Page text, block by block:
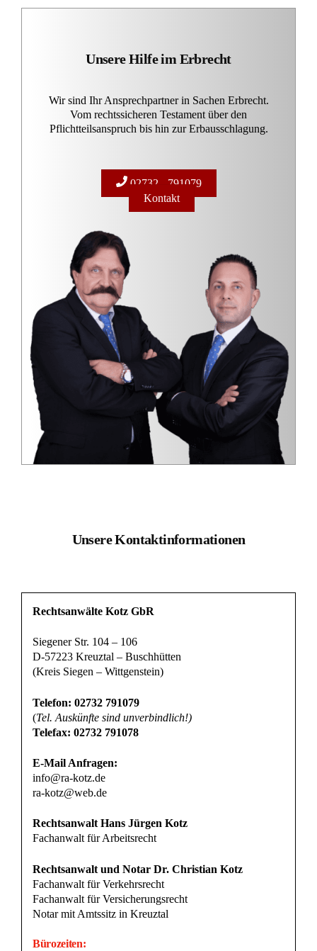
Unsere Hilfe im Erbrecht
Wir sind Ihr Ansprechpartner in Sachen Erbrecht.
Vom rechtssicheren Testament über den
Pflichtteilsanspruch bis hin zur Erbausschlagung.
02732 - 791079
Kontakt
Unsere Kontaktinformationen
Rechtsanwälte Kotz GbR
Siegener Str. 104 – 106
D-57223 Kreuztal – Buschhütten
(Kreis Siegen – Wittgenstein)
Telefon: 02732 791079
(Tel. Auskünfte sind unverbindlich!)
Telefax: 02732 791078
E-Mail Anfragen:
info@ra-kotz.de
ra-kotz@web.de
Rechtsanwalt Hans Jürgen Kotz
Fachanwalt für Arbeitsrecht
Rechtsanwalt und Notar Dr. Christian Kotz
Fachanwalt für Verkehrsrecht
Fachanwalt für Versicherungsrecht
Notar mit Amtssitz in Kreuztal
Bürozeiten: